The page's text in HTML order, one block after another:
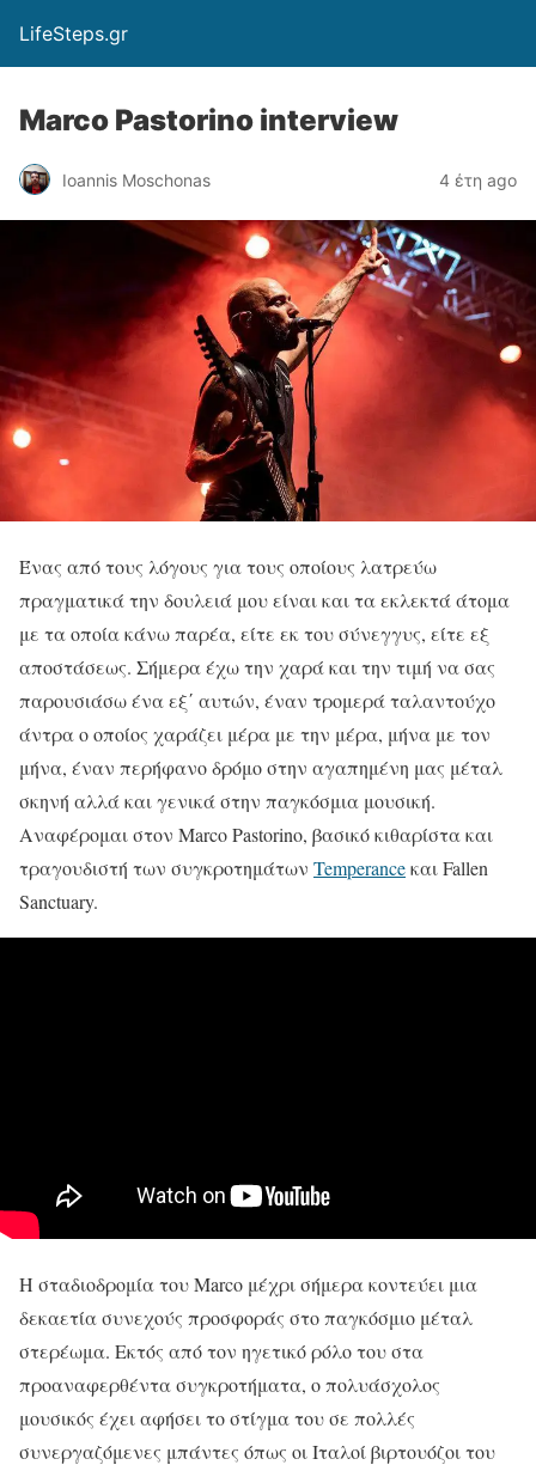
LifeSteps.gr
Marco Pastorino interview
Ioannis Moschonas 4 έτη ago
Ένας από τους λόγους για τους οποίους λατρεύω
πραγματικά την δουλειά μου είναι και τα εκλεκτά άτομα
με τα οποία κάνω παρέα, είτε εκ του σύνεγγυς, είτε εξ
αποστάσεως. Σήμερα έχω την χαρά και την τιμή να σας
παρουσιάσω ένα εξ΄ αυτών, έναν τρομερά ταλαντούχο
άντρα ο οποίος χαράζει μέρα με την μέρα, μήνα με τον
μήνα, έναν περήφανο δρόμο στην αγαπημένη μας μέταλ
σκηνή αλλά και γενικά στην παγκόσμια μουσική.
Αναφέρομαι στον Marco Pastorino, βασικό κιθαρίστα και
τραγουδιστή των συγκροτημάτων Temperanceκαι Fallen
Sanctuary.
Η σταδιοδρομία του Marco μέχρι σήμερα κοντεύει μια
δεκαετία συνεχούς προσφοράς στο παγκόσμιο μέταλ
στερέωμα. Εκτός από τον ηγετικό ρόλο του στα
προαναφερθέντα συγκροτήματα, ο πολυάσχολος
μουσικός έχει αφήσει το στίγμα του σε πολλές
συνεργαζόμενες μπάντες όπως οι Ιταλοί βιρτουόζοι του